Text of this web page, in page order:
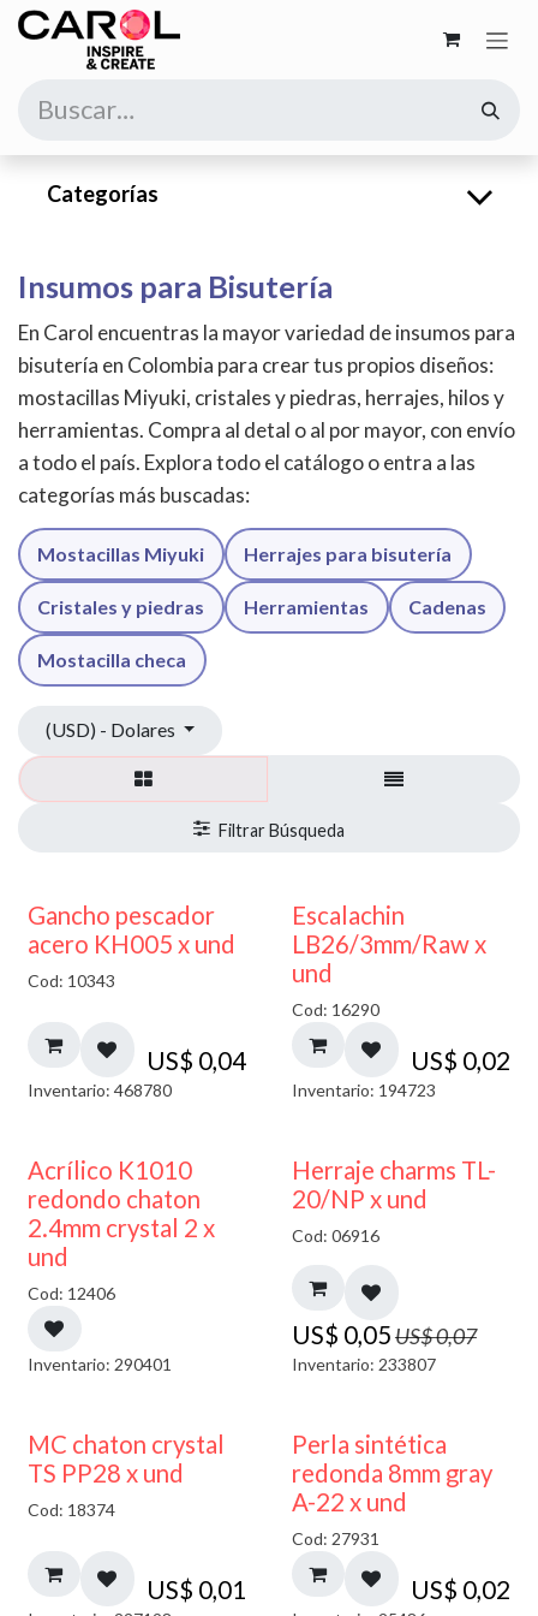
Ir al contenido
Categorías
Insumos para Bisutería
En Carol encuentras la mayor variedad de insumos para
bisutería en Colombia para crear tus propios diseños:
mostacillas Miyuki, cristales y piedras, herrajes, hilos y
herramientas. Compra al detal o al por mayor, con envío
a todo el país. Explora todo el catálogo o entra a las
categorías más buscadas:
Mostacillas Miyuki Herrajes para bisutería
Cristales y piedras Herramientas Cadenas
Mostacilla checa
(USD) - Dolares
Gancho pescador
acero KH005 x und
Cod: 10343
US$ 0,04
Inventario: 468780
Escalachin
LB26/3mm/Raw x
und
Cod: 16290
US$ 0,02
Inventario: 194723
50% DESCUENTO
Acrílico K1010
redondo chaton
2.4mm crystal 2 x
und
Cod: 12406
Inventario: 290401
40% DESCUENTO
Herraje charms TL-
20/NP x und
Cod: 06916
US$ 0,05US$0,07
Inventario: 233807
MC chaton crystal
TS PP28 x und
Cod: 18374
US$ 0,01
Perla sintética
redonda 8mm gray
A-22 x und
Cod: 27931
US$ 0,02